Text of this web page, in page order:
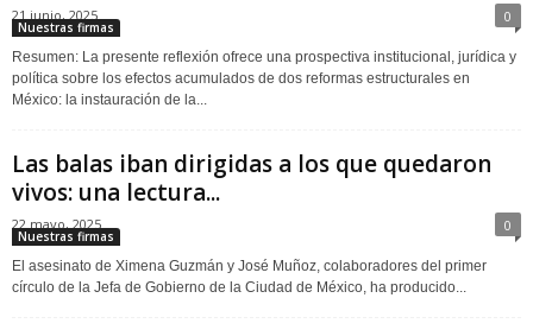
21 junio, 2025 0
Nuestras firmas
Resumen: La presente reflexión ofrece una prospectiva institucional, jurídica y
política sobre los efectos acumulados de dos reformas estructurales en
México: la instauración de la...
Las balas iban dirigidas a los que quedaron
vivos: una lectura...
22 mayo, 2025 0
Nuestras firmas
El asesinato de Ximena Guzmán y José Muñoz, colaboradores del primer
círculo de la Jefa de Gobierno de la Ciudad de México, ha producido...